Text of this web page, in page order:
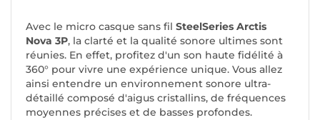
Avec le micro casque sans fil SteelSeries Arctis
Nova 3P, la clarté et la qualité sonore ultimes sont
réunies. En effet, profitez d'un son haute fidélité à
360° pour vivre une expérience unique. Vous allez
ainsi entendre un environnement sonore ultra-
détaillé composé d'aigus cristallins, de fréquences
moyennes précises et de basses profondes.